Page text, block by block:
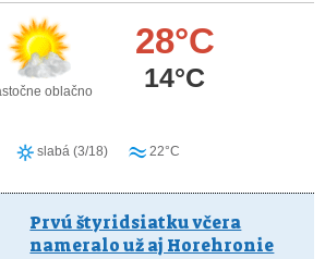
oblačno
28°C
14°C
slabá (3/18) 22°C
Prvú štyridsiatku včera
nameralo už aj Horehronie